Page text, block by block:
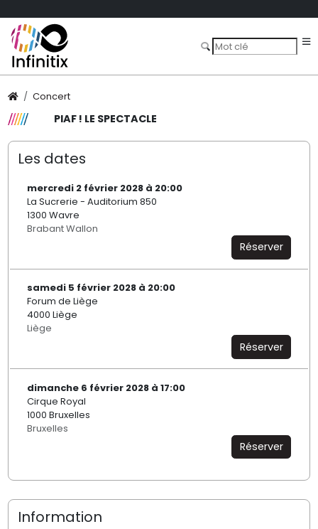
Concert
PIAF ! LE SPECTACLE
Les dates
mercredi 2 février 2028 à 20:00
La Sucrerie - Auditorium 850
1300 Wavre
Brabant Wallon
Réserver
samedi 5 février 2028 à 20:00
Forum de Liège
4000 Liège
Liège
Réserver
dimanche 6 février 2028 à 17:00
Cirque Royal
1000 Bruxelles
Bruxelles
Réserver
Information